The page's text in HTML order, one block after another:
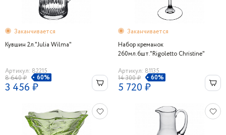
Заканчивается
Кувшин 2л."Julia Wilma"
Артикул: 82215
8 640 ₽
60%
3 456 ₽
Заканчивается
Набор креманок
260мл.6шт."Rigoletto Christine"
Артикул: 81135
14 300 ₽
60%
5 720 ₽